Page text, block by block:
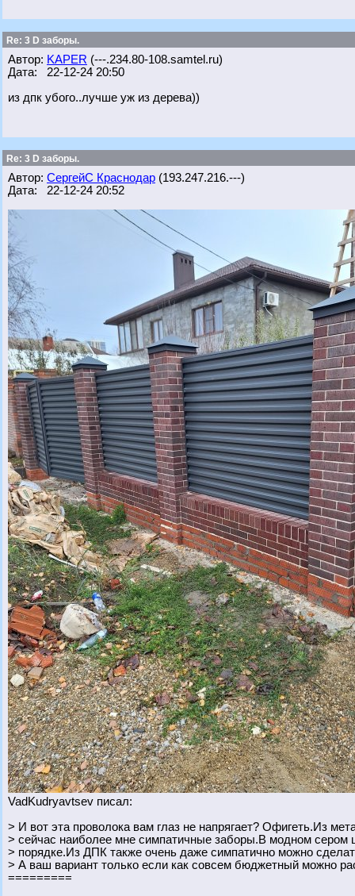
Re: 3 D заборы.
Автор: KAPER (---.234.80-108.samtel.ru)
Дата: 22-12-24 20:50
из дпк убого..лучше уж из дерева))
Re: 3 D заборы.
Автор: СергейС Краснодар (193.247.216.---)
Дата: 22-12-24 20:52
VadKudryavtsev писал:
> И вот эта проволока вам глаз не напрягает? Офигеть.Из
> сейчас наиболее мне симпатичные заборы.В модном сером
> порядке.Из ДПК также очень даже симпатично можно
> А ваш вариант только если как совсем бюджетный можно
=========